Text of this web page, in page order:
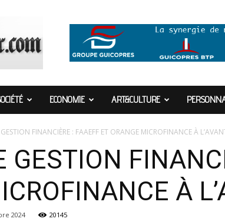
ECONOMIE ART&CULTURE
FINANCIÈRE : FAAEFF ET ORANGE MICROFINANCE À
GESTION
À
2024 20145